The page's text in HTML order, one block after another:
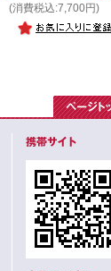
(消費税込:7,700円)